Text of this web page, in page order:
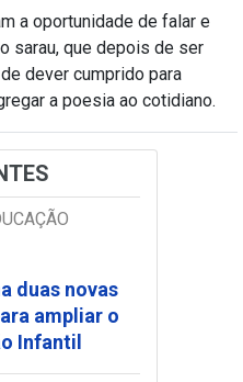
a oportunidade de falar e
sarau, que depois de ser
dever cumprido para
a poesia ao cotidiano.
duas novas
ampliar o
Infantil